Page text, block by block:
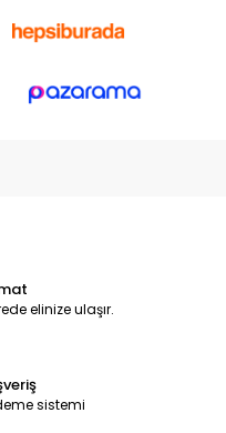
elinize ulaşır.
sistemi